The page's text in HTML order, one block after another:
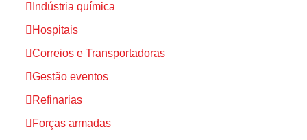
Indústria química
Hospitais
Correios e Transportadoras
Gestão eventos
Refinarias
Forças armadas